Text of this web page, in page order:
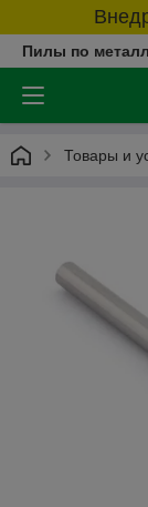
Пилы по
Товары и